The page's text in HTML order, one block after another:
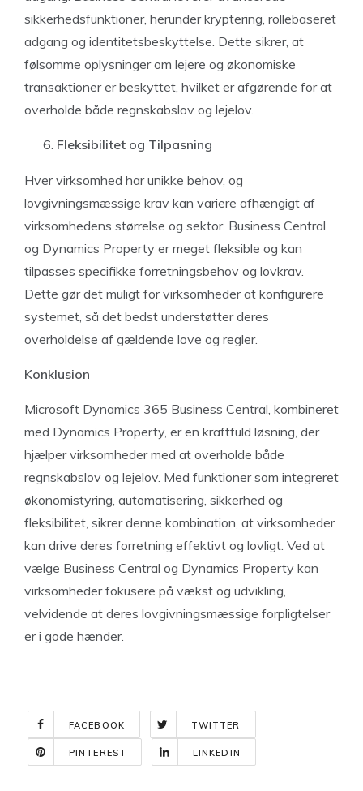
sikkerhedsfunktioner, herunder kryptering, rollebaseret
adgang og identitetsbeskyttelse. Dette sikrer, at
følsomme oplysninger om lejere og økonomiske
transaktioner er beskyttet, hvilket er afgørende for at
overholde både regnskabslov og lejelov.
Fleksibilitet og Tilpasning
Hver virksomhed har unikke behov, og
lovgivningsmæssige krav kan variere afhængigt af
virksomhedens størrelse og sektor. Business Central
og Dynamics Property er meget fleksible og kan
tilpasses specifikke forretningsbehov og lovkrav.
Dette gør det muligt for virksomheder at konfigurere
systemet, så det bedst understøtter deres
overholdelse af gældende love og regler.
Konklusion
Microsoft Dynamics 365 Business Central, kombineret
med Dynamics Property, er en kraftfuld løsning, der
hjælper virksomheder med at overholde både
regnskabslov og lejelov. Med funktioner som integreret
økonomistyring, automatisering, sikkerhed og
fleksibilitet, sikrer denne kombination, at virksomheder
kan drive deres forretning effektivt og lovligt. Ved at
vælge Business Central og Dynamics Property kan
virksomheder fokusere på vækst og udvikling,
velvidende at deres lovgivningsmæssige forpligtelser
er i gode hænder.
FACEBOOK TWITTER
PINTEREST LINKEDIN